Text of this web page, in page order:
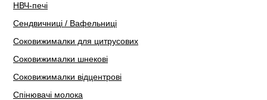
НВЧ-печі
Сендвичниці / Вафельниці
Соковижималки для цитрусових
Соковижималки шнекові
Соковижималки відцентрові
Спінювачі молока